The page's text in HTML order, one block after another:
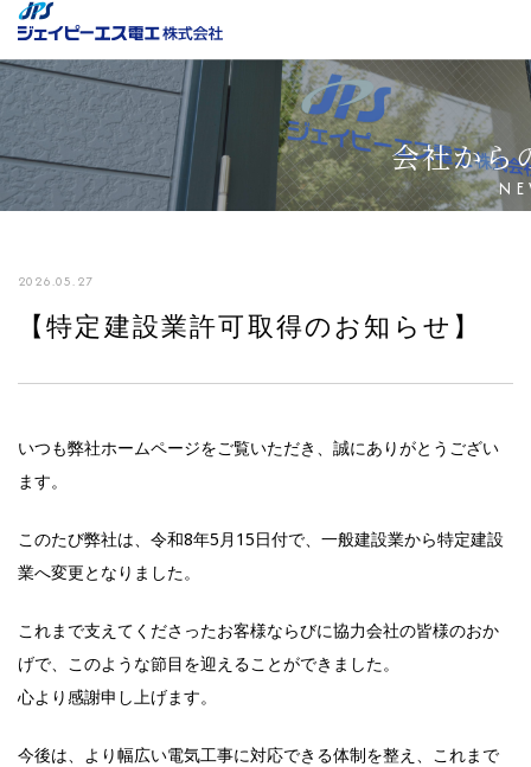
会社から
2026.05.27
【特定建設業許可取得のお知らせ】
いつも弊社ホームページをご覧いただき、誠にありがとうござい
ます。
このたび弊社は、令和8年5月15日付で、一般建設業から特定建設
業へ変更となりました。
これまで支えてくださったお客様ならびに協力会社の皆様のおか
げで、このような節目を迎えることができました。
心より感謝申し上げます。
今後は、より幅広い電気工事に対応できる体制を整え、これまで